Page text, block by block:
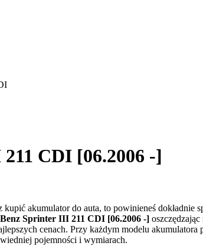
CDI [06.2006 -]
kupić akumulator do auta, to powinieneś dokładnie
Sprinter III 211 CDI [06.2006 -]
cenach. Przy każdym modelu
pojemności i wymiarach.